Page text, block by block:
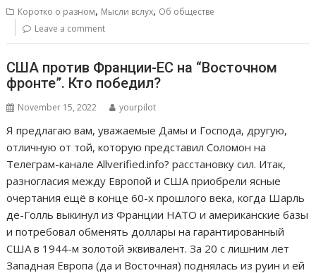
Коротко о разном, Мысли вслух, Об обществе
Leave a comment
США против Франции-ЕС на “Восточном
фронте”. Кто победил?
November 15, 2022 yourpilot
Я предлагаю вам, уважаемые Дамы и Господа, другую,
отличную от той, которую представил Соломон на
Телеграм-канале Allverified.info? расстановку сил. Итак,
разногласия между Европой и США приобрели ясные
очертания ещё в конце 60-х прошлого века, когда Шарль
де-Голль выкинул из Франции НАТО и американские базы
и потребовал обменять доллары на гарантированный
США в 1944-м золотой эквивалент. За 20 с лишним лет
Западная Европа (да и Восточная) поднялась из руин и ей